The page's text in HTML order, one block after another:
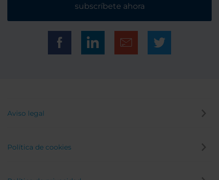
subscríbete ahora
Aviso legal
Política de cookies